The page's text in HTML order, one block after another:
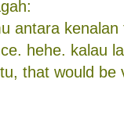
antara kenalan
hehe. kalau
that would be